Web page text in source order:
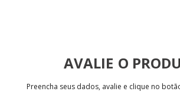
AVALIE
Preencha seus dados, avalie e clique no